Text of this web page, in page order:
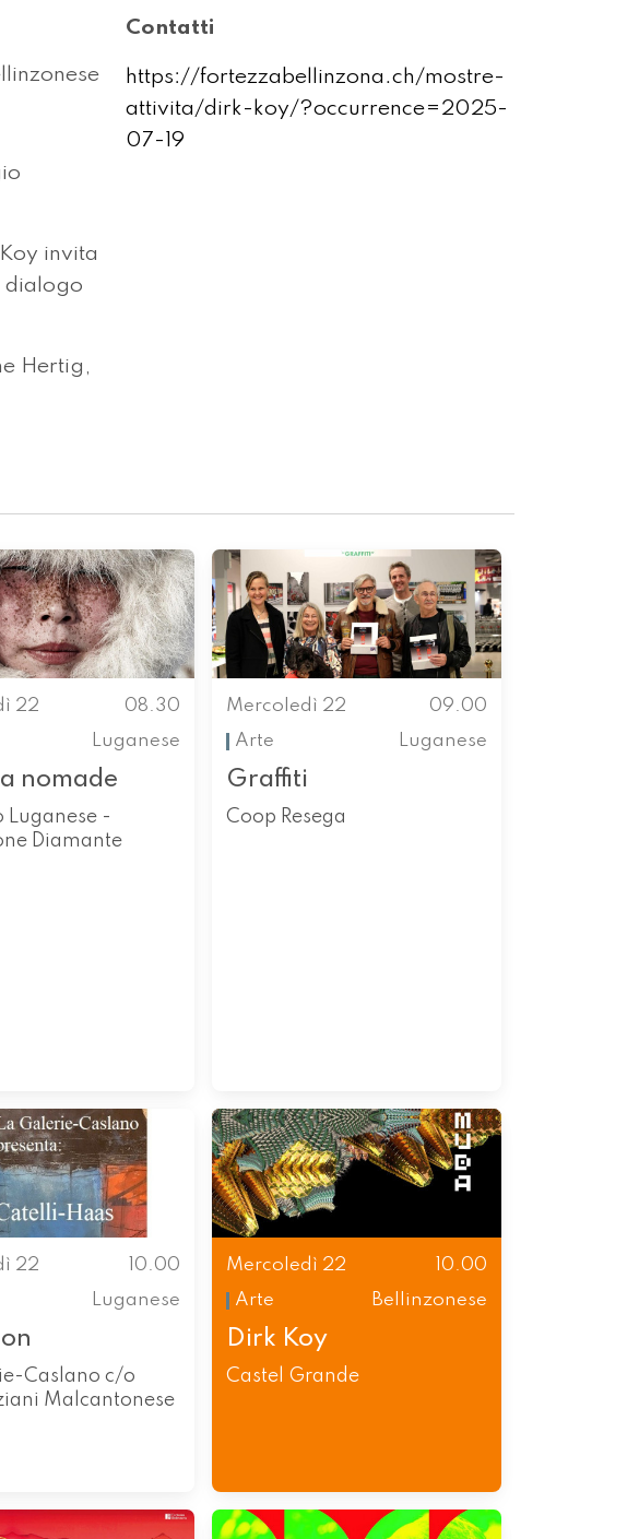
invita
dialogo
Hertig,
Contatti
https://fortezzabellinzona.ch/mostre-
attivita/dirk-koy/?occurrence=2025-
07-19
22
08.30
Luganese
nomade
Luganese -
Diamante
Mercoledì 22
09.00
Arte
Luganese
Graffiti
Coop Resega
22
10.00
Luganese
Caslano c/o
Malcantonese
Mercoledì 22
10.00
Arte
Bellinzonese
Dirk Koy
Castel Grande